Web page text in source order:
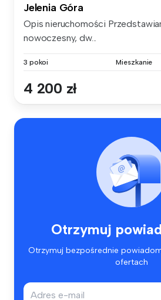
Jelenia Góra
Opis nieruchomości
nowoczesny, dw...
3 pokoi Mieszkanie
4 200 zł
Otrzymuj
Otrzymuj bezpośrednie
ofertach